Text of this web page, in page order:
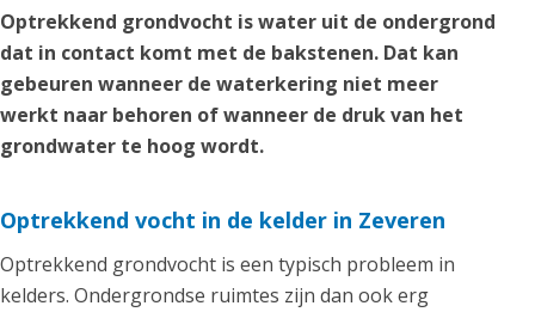
Optrekkend grondvocht is water uit de ondergrond
dat in contact komt met de bakstenen. Dat kan
gebeuren wanneer de waterkering niet meer
werkt naar behoren of wanneer de druk van het
grondwater te hoog wordt.
Optrekkend vocht in de kelder in Zeveren
Optrekkend grondvocht is een typisch probleem in
kelders. Ondergrondse ruimtes zijn dan ook erg